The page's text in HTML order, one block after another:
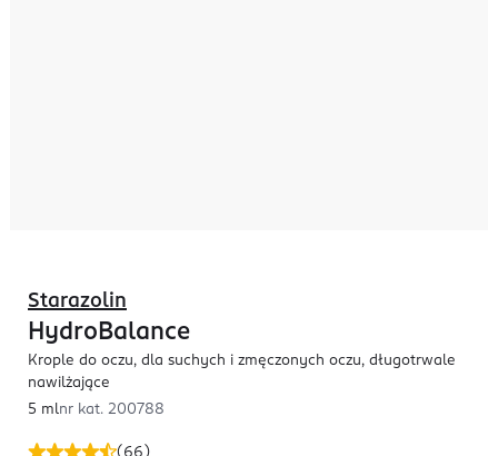
Starazolin
HydroBalance
Krople do oczu, dla suchych i zmęczonych oczu, długotrwale
nawilżające
5 mlnr kat. 200788